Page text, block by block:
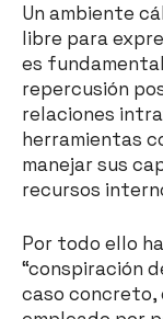
Un ambiente
libre para
es
repercusión
relaciones
herramientas
manejar sus
recursos
Por todo ello
“conspiración
caso